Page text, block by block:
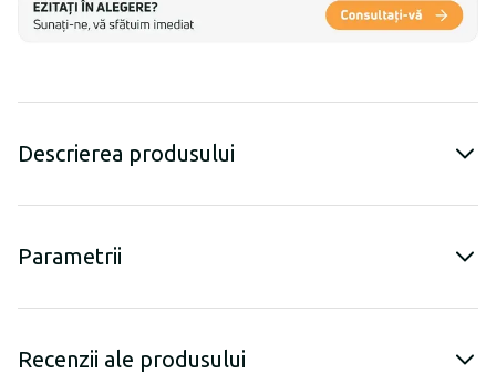
Descrierea produsului
Parametrii
Recenzii ale produsului